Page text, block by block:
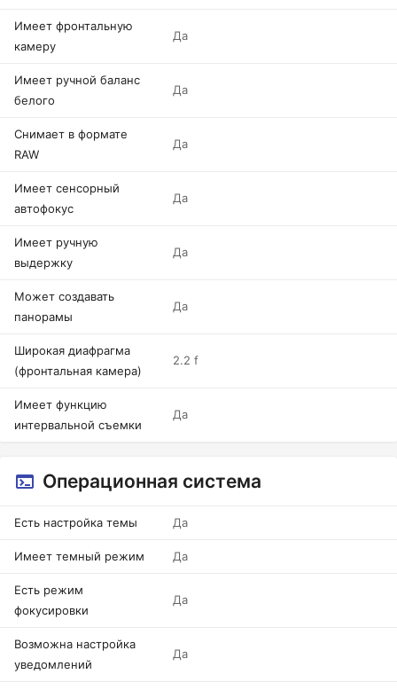
Имеет фронтальную
камеру
Да
Имеет ручной баланс
белого
Да
Снимает в формате
RAW
Да
Имеет сенсорный
автофокус
Да
Имеет ручную
выдержку
Да
Может создавать
панорамы
Да
Широкая диафрагма
(фронтальная камера)
2.2 f
Имеет функцию
интервальной съемки
Да
Операционная система
Есть настройка темы Да
Имеет темный режим Да
Есть режим
фокусировки
Да
Возможна настройка
уведомлений
Да